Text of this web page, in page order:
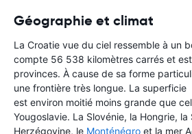
Géographie et climat
La Croatie vue du ciel ressemble à un
compte 56 538 kilomètres carrés et
provinces. À cause de sa forme
une frontière très longue. La superficie
est environ moitié moins grande que
Yougoslavie. La Slovénie, la Hongrie, la
Herzégovine, le Monténégro et la mer